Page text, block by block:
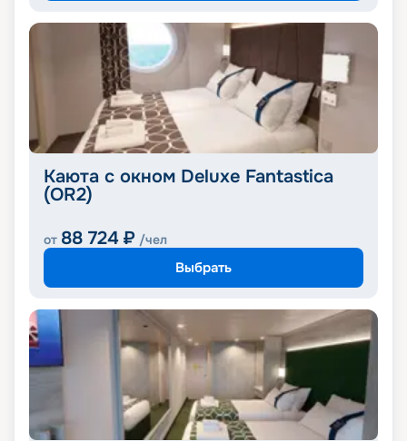
Каюта с окном Deluxe Fantastica
(OR2)
от 88 724 ₽ /чел
Выбрать